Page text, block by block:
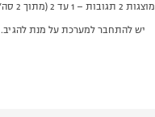
מוצגות 2 תגובות – 1 עד 2 (מתוך 2 סה״כ)
יש להתחבר למערכת על מנת להגיב.